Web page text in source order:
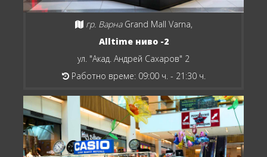
гр. Варна Grand Mall Varna,
Alltime ниво -2
ул. "Акад. Андрей Сахаров" 2
Работно време: 09:00 ч. - 21:30 ч.